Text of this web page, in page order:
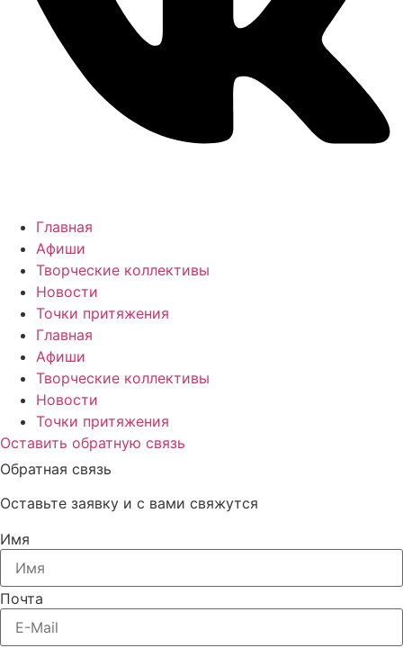
Главная
Афиши
Творческие коллективы
Новости
Точки притяжения
Главная
Афиши
Творческие коллективы
Новости
Точки притяжения
Оставить обратную связь
Обратная связь
Оставьте заявку и с вами свяжутся
Имя
Почта